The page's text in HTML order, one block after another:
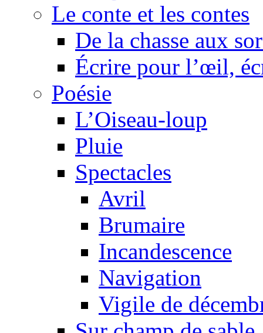
Le conte et les contes
De la chasse aux
Écrire pour l’œil,
Poésie
L’Oiseau-loup
Pluie
Spectacles
Avril
Brumaire
Incandescence
Navigation
Vigile de